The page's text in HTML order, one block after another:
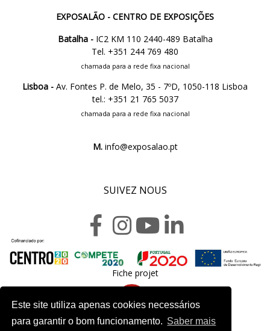
Este site utiliza apenas cookies necessários
para garantir o bom funcionamento. Saber mais
EXPOSALÃO - CENTRO DE EXPOSIÇÕES
Batalha -IC2 KM 110 2440-489 Batalha
Tel. +351 244 769 480
chamada para a rede fixa nacional
Lisboa - Av. Fontes P. de Melo, 35 - 7ºD, 1050-118 Lisboa
tel.: +351 21 765 5037
chamada para a rede fixa nacional
M.info@exposalao.pt
SUIVEZ NOUS
Fiche projet